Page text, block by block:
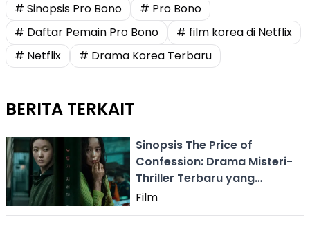
# Sinopsis Pro Bono
# Pro Bono
# Daftar Pemain Pro Bono
# film korea di Netflix
# Netflix
# Drama Korea Terbaru
BERITA TERKAIT
Sinopsis The Price of
Confession: Drama Misteri-
Thriller Terbaru yang
Dibintangi Kim Go Eun
Film